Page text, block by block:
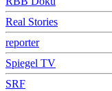
Real Stories
reporter
Spiegel TV
SRF